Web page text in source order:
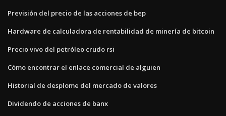
Previsión del precio de las acciones de bep
Hardware de calculadora de rentabilidad de minería de bitcoin
Precio vivo del petróleo crudo rsi
Cómo encontrar el enlace comercial de alguien
Historial de desplome del mercado de valores
Dividendo de acciones de banx